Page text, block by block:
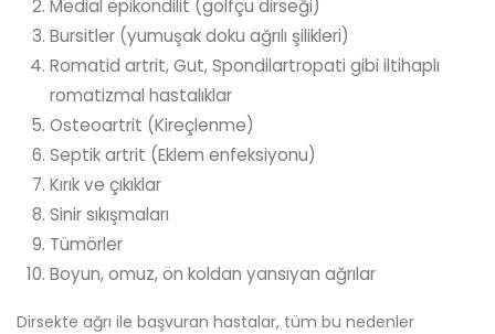
Medial epikondilit (golfçu dirseği)
Bursitler (yumuşak doku ağrılı şilikleri)
Romatid artrit, Gut, Spondilartropati gibi iltihaplı
romatizmal hastalıklar
Osteoartrit (Kireçlenme)
Septik artrit (Eklem enfeksiyonu)
Kırık ve çıkıklar
Sinir sıkışmaları
Tümörler
Boyun, omuz, ön koldan yansıyan ağrılar
Dirsekte ağrı ile başvuran hastalar, tüm bu nedenler